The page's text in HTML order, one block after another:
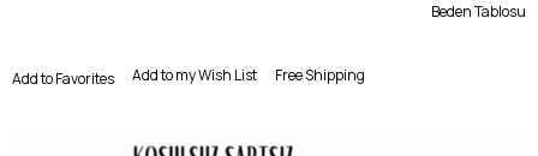
Beden Tablosu
Add to Favorites Add to my Wish List Free Shipping